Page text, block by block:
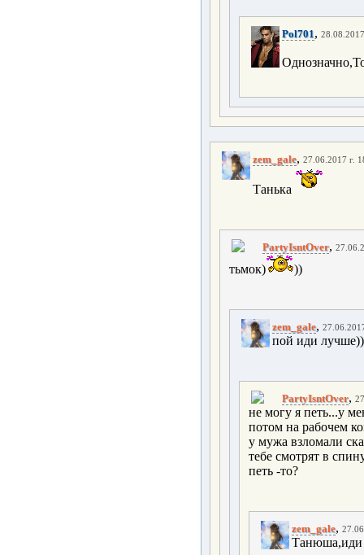
Pol701,
zem_gale, 27.06.2017 г.
Танька
PartyIsntOver,
тьмок) ))
zem_gale,
пой иди
PartyIsntOver,
не могу я петь...у
потом на рабочем
у мужа взломали
тебе смотрят в
петь -то?
zem_gale,
Танюша,иди